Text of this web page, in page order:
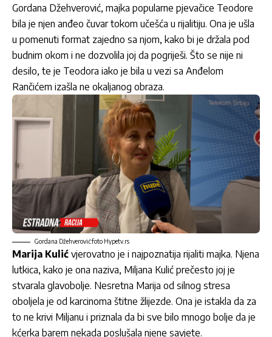
Gordana Džehverović, majka popularne pjevačice Teodore
bila je njen anđeo čuvar tokom učešća u rijalitiju. Ona je ušla
u pomenuti format zajedno sa njom, kako bi je držala pod
budnim okom i ne dozvolila joj da pogriješi. Što se nije ni
desilo, te je Teodora iako je bila u vezi sa Anđelom
Rančićem izašla ne okaljanog obraza.
Gordana Džehverović:foto Hypetv.rs
Marija Kulić vjerovatno je i najpoznatija rijaliti majka. Njena
lutkica, kako je ona naziva, Miljana Kulić prečesto joj je
stvarala glavobolje. Nesretna Marija od silnog stresa
oboljela je od karcinoma štitne žlijezde. Ona je istakla da za
to ne krivi Miljanu i priznala da bi sve bilo mnogo bolje da je
kćerka barem nekada poslušala njene savjete.